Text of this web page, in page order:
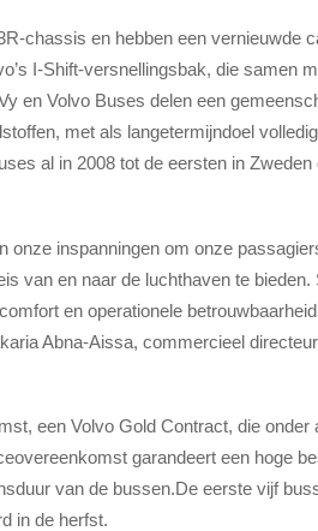
chassis en hebben een vernieuwde
I-Shift-versnellingsbak, die samen
en Volvo Buses delen een
met als langetermijndoel
al in 2008 tot de eersten in
onze inspanningen om onze
van en naar de luchthaven te
en operationele
Abna-Aissa, commercieel
een Volvo Gold Contract, die onder
garandeert een hoge
van de bussen.De eerste vijf
in de herfst.